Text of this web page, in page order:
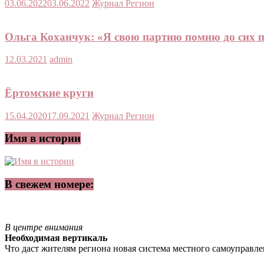
03.06.202203.06.2022 Журнал Регион
Ольга Коханчук: «Я свою партию помню до сих
12.03.2021 admin
Ёртомские круги
15.04.202017.09.2021 Журнал Регион
Имя в истории
В свежем номере:
В центре внимания
Необходимая вертикаль
Что даст жителям региона новая система местного